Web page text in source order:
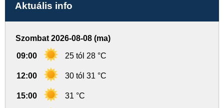
Aktuális info
Szombat 2026-08-08 (ma)
09:00 25 tól 28 °C
12:00 30 tól 31 °C
15:00 31 °C